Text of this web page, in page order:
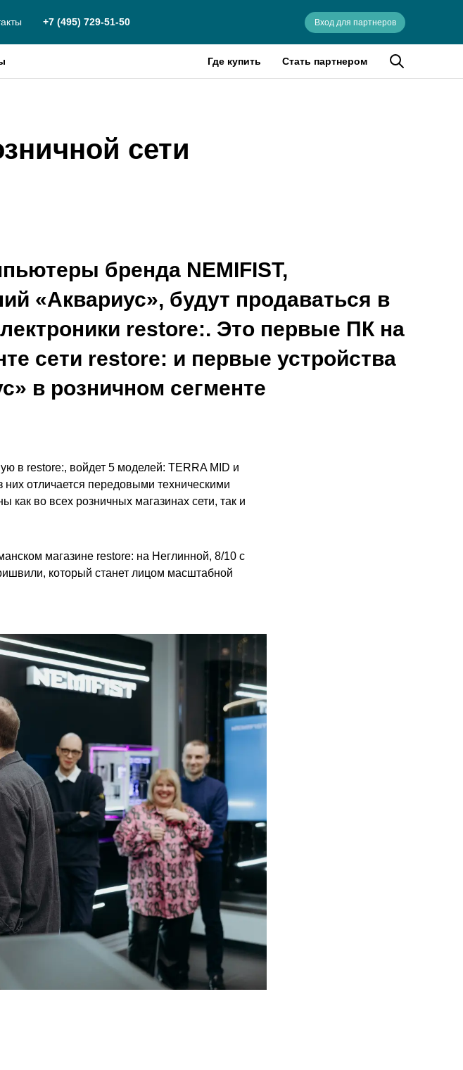
+7 (495) 729-51-50 Вход для партнеров
Где купить Стать партнером
сети
бренда NEMIFIST,
«Аквариус», будут продаваться в
restore:. Это первые ПК на
сети restore: и первые устройства
в розничном сегменте
в restore:, войдет 5 моделей: TERRA MID и
отличается передовыми техническими
как во всех розничных магазинах сети, так и
магазине restore: на Неглинной, 8/10 с
который станет лицом масштабной